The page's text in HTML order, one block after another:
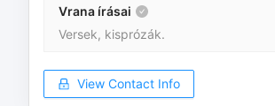
Vrana írásai
Versek, kisprózák.
View Contact Info